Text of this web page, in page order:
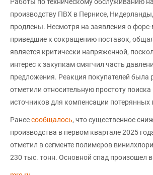
производству ПВХ в Пернисе,
продлены. Несмотря на заявления о
приведшие к сокращению поставок,
является критически напряженной,
интерес к закупкам смягчил часть
предложения. Реакция покупателей была
отметили относительную простоту
источников для компенсации потерянных
Ранеесообщалось, что существенное
производства в первом квартале 2025
отметил в сегменте полимеров
230 тыс. тонн. Основной спад произошел